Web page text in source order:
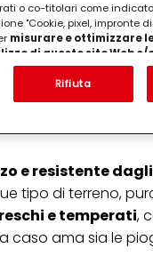
c’è da
e resistente
tipo di terreno,
e temperati,
caso ama sia le
o co-titolari come
"Cookie, pixel, impronte
misurare e ottimizzare
di questo sito Web e/
tue interazioni commerciali
i tuoi acquisti dei nostri
profili individuali su di te
Informativa sulla
simili"). Puoi
sito web nella sezione
su questo sito Web, in
cookie disponibili
Rifiuta